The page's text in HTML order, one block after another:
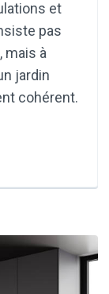
et
pas
mais à
jardin
cohérent.